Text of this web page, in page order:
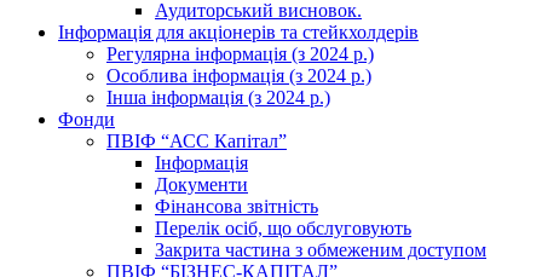
Аудиторський висновок.
Інформація для акціонерів та стейкхолдерів
Регулярна інформація (з 2024 р.)
Особлива інформація (з 2024 р.)
Інша інформація (з 2024 р.)
Фонди
ПВІФ “АСС Капітал”
Інформація
Документи
Фінансова звітність
Перелік осіб, що обслуговують
Закрита частина з обмеженим доступом
ПВІФ “БІЗНЕС-КАПІТАЛ”